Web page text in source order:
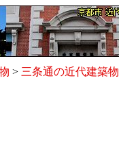
> 三条通の近代建築物